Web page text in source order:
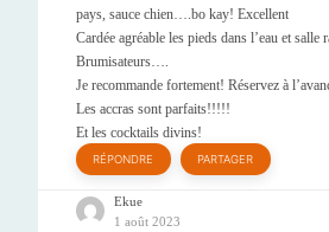
pays, sauce chien….bo kay! Excellent
Cardée agréable les pieds dans l’eau et salle
Brumisateurs….
Je recommande fortement! Réservez à
Les accras sont parfaits!!!!!
Et les cocktails divins!
RÉPONDRE PARTAGER
Ekue
1 août 2023